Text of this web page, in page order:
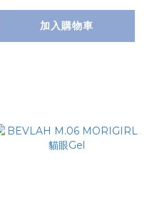
加入購物車